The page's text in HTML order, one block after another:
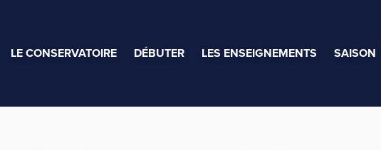
LE CONSERVATOIRE DÉBUTER LES ENSEIGNEMENTS SAISON